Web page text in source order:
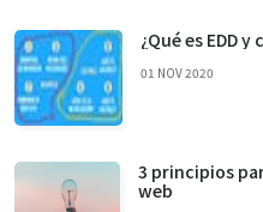
¿Qué es EDD
01 NOV 2020
3 principios
web